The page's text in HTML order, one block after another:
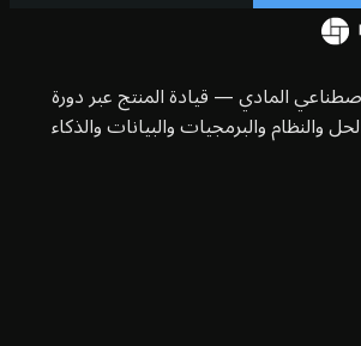
المادي — قيادة المنتج عبر دورة
والبرمجيات والبيانات والذكاء